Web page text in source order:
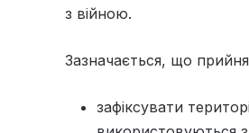
з війною.
Зазначається, що
зафіксувати